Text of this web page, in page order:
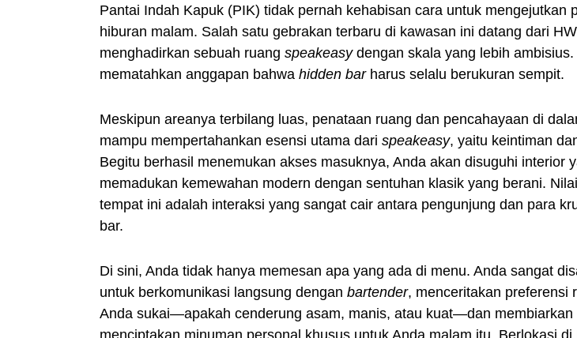
Pantai Indah Kapuk (PIK) tidak pernah kehabisan cara untuk mengejutkan
hiburan malam. Salah satu gebrakan terbaru di kawasan ini datang dari
menghadirkan sebuah ruang speakeasydengan skala yang lebih ambisius.
mematahkan anggapan bahwa hidden barharus selalu berukuran sempit.
Meskipun areanya terbilang luas, penataan ruang dan pencahayaan di
mampu mempertahankan esensi utama dari speakeasy, yaitu keintiman
Begitu berhasil menemukan akses masuknya, Anda akan disuguhi interior
memadukan kemewahan modern dengan sentuhan klasik yang berani.
tempat ini adalah interaksi yang sangat cair antara pengunjung dan para
bar.
Di sini, Anda tidak hanya memesan apa yang ada di menu. Anda sangat
untuk berkomunikasi langsung dengan bartender, menceritakan preferensi
Anda sukai—apakah cenderung asam, manis, atau kuat—dan membiarkan
menciptakan minuman personal khusus untuk Anda malam itu. Berlokasi di